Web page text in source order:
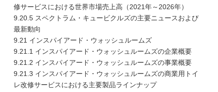
修サービスにおける世界市場売上高（2021年～2026年）
9.20.5 スペクトラム・キュービクルズの主要ニュースおよび
最新動向
9.21 インスパイアード・ウォッシュルームズ
9.21.1 インスパイアード・ウォッシュルームズの企業概要
9.21.2 インスパイアード・ウォッシュルームズの事業概要
9.21.3 インスパイアード・ウォッシュルームズの商業用トイ
レ改修サービスにおける主要製品ラインナップ